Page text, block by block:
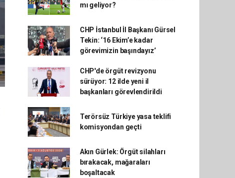
mı geliyor?
CHP İstanbul İl Başkanı Gürsel
Tekin: ‘16 Ekim’e kadar
görevimizin başındayız’
CHP'de örgüt revizyonu
sürüyor: 12 ilde yeni il
başkanları görevlendirildi
Terörsüz Türkiye yasa teklifi
komisyondan geçti
Akın Gürlek: Örgüt silahları
bırakacak, mağaraları
boşaltacak